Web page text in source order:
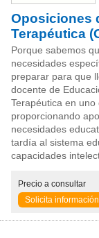
Oposiciones
Terapéutica
Porque sabemos
necesidades
preparar para que
docente de
Terapéutica en uno
proporcionando
necesidades
tardía al sistema
capacidades
Precio a consultar
Solicita información